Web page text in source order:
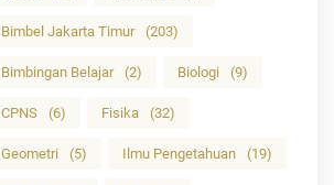
Bimbel Jakarta Timur (203)
Bimbingan Belajar (2) Biologi (9)
CPNS (6) Fisika (32)
Geometri (5) Ilmu Pengetahuan (19)